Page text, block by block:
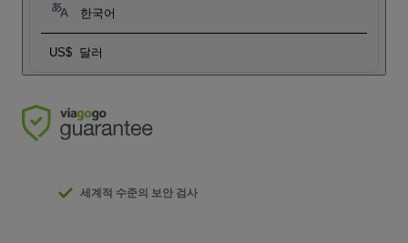
한국어
US$ 달러
세계적 수준의 보안 검사